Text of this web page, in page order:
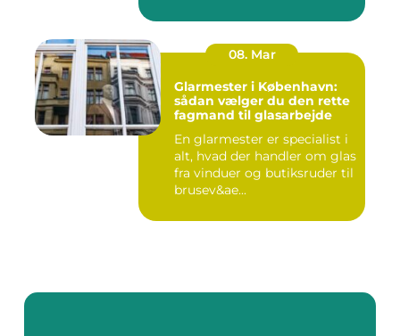
08. Mar
Glarmester i København:
sådan vælger du den rette
fagmand til glasarbejde
En glarmester er specialist i
alt, hvad der handler om glas
fra vinduer og butiksruder til
brusev&ae...